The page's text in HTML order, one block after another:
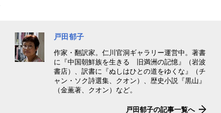
戸田郁子
作家・翻訳家。仁川官洞ギャラリー運営中。著書
に『中国朝鮮族を生きる 旧満洲の記憶』（岩波
書店）、訳書に『ぬしはひとの道をゆくな』（チ
ャン・ソク詩選集、クオン）、歴史小説『黒山』
（金薫著、クオン）など。
戸田郁子の記事一覧へ